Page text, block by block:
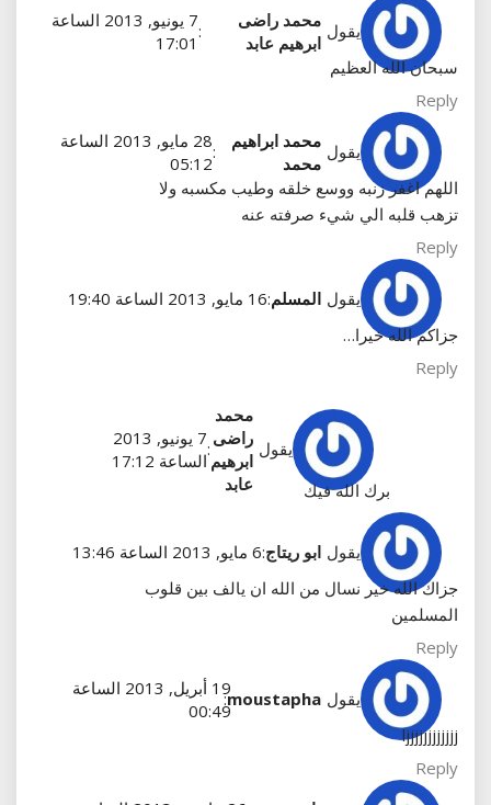
يقول
محمد راضى
ابرهيم عابد
:
7 يونيو, 2013 الساعة
17:01
سبحان الله العظيم
Reply
يقول
محمد ابراهيم
محمد
:
28 مايو, 2013 الساعة
05:12
اللهم اغفر زنبه ووسع خلقه وطيب مكسبه ولا
تزهب قلبه الي شيء صرفته عنه
Reply
يقول المسلم:16 مايو, 2013 الساعة 19:40
جزاكم الله خيرا…
Reply
يقول
محمد
راضى
ابرهيم
عابد
:
7 يونيو, 2013
الساعة 17:12
برك الله فيك
يقول ابو ريتاج:6 مايو, 2013 الساعة 13:46
جزاك الله خير نسال من الله ان يالف بين قلوب
المسلمين
Reply
يقول moustapha
:
19 أبريل, 2013 الساعة
00:49
ljjjjjjjjjjjj
Reply